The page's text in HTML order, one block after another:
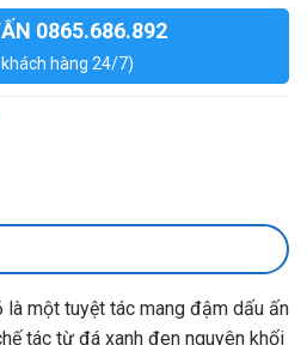
0865.686.892
hàng 24/7)
là một tuyệt tác mang đậm dấu ấn
tác từ đá xanh đen nguyên khối